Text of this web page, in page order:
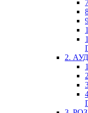
2.